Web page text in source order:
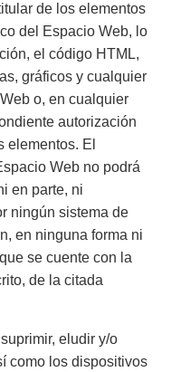
de los elementos
del Espacio Web, lo
el código HTML,
gráficos y cualquier
o, en cualquier
autorización
elementos. El
Web no podrá
en parte, ni
ningún sistema de
en ninguna forma ni
se cuente con la
de la citada
eludir y/o
como los dispositivos